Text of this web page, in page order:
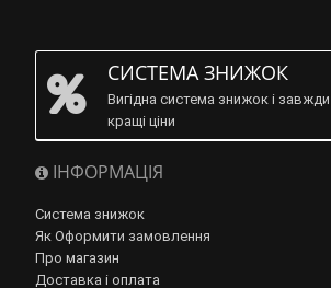
СИСТЕМА ЗНИЖОК
Вигідна система знижок і завжди
кращі ціни
ІНФОРМАЦІЯ
Система знижок
Як Оформити замовлення
Про магазин
Доставка і оплата